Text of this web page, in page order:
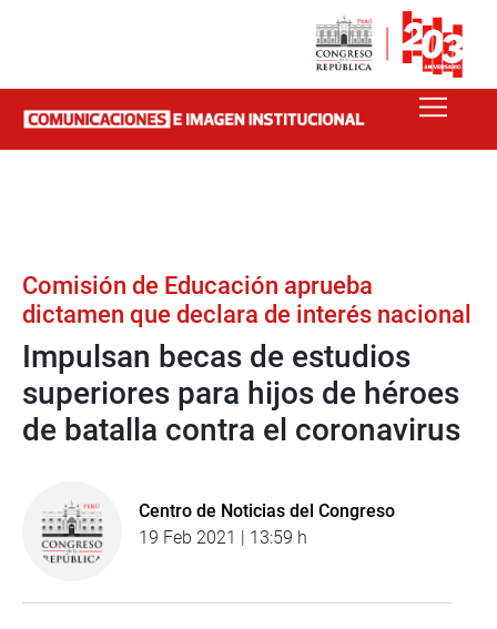
Comisión de Educación aprueba
dictamen que declara de interés nacional
Impulsan becas de estudios
superiores para hijos de héroes
de batalla contra el coronavirus
Centro de Noticias del Congreso
19 Feb 2021 | 13:59 h